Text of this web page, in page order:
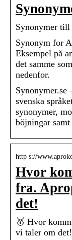
Synonymer till
Synonym for
Eksempel på
det samme
nedenfor.
Synonymer.se
svenska
synonymer,
böjningar
http s://
Hvor
fra.
det!
🥇 Hvor
vi taler om det!